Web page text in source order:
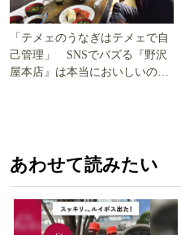
「テメェのうなぎはテメェで自
己管理」 SNSでバズる『野沢
屋本店』は本当においしいの
あわせて読みたい